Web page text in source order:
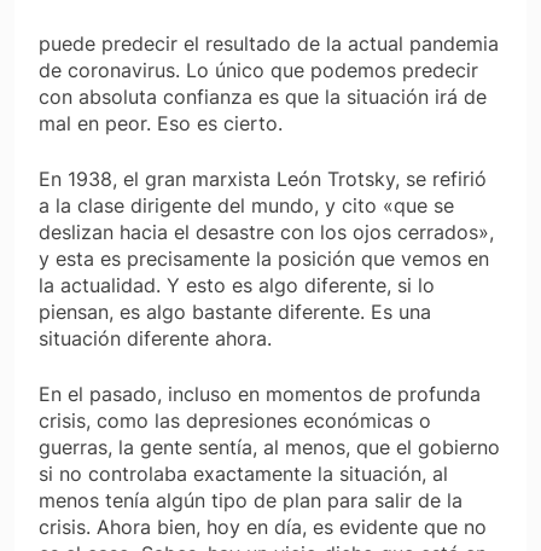
puede predecir el resultado de la actual pandemia
de coronavirus. Lo único que podemos predecir
con absoluta confianza es que la situación irá de
mal en peor. Eso es cierto.
En 1938, el gran marxista León Trotsky, se refirió
a la clase dirigente del mundo, y cito «que se
deslizan hacia el desastre con los ojos cerrados»,
y esta es precisamente la posición que vemos en
la actualidad. Y esto es algo diferente, si lo
piensan, es algo bastante diferente. Es una
situación diferente ahora.
En el pasado, incluso en momentos de profunda
crisis, como las depresiones económicas o
guerras, la gente sentía, al menos, que el gobierno
si no controlaba exactamente la situación, al
menos tenía algún tipo de plan para salir de la
crisis. Ahora bien, hoy en día, es evidente que no